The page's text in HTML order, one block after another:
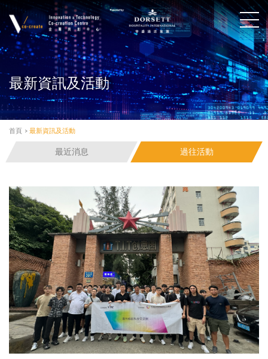
最新資訊及活動
首頁 > 最新資訊及活動
最近消息 過往活動